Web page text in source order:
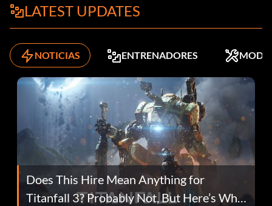
LATEST UPDATES
NOTICIAS ENTRENADORES MODS
Does This Hire Mean Anything for
Titanfall 3? Probably Not, But Here’s Why